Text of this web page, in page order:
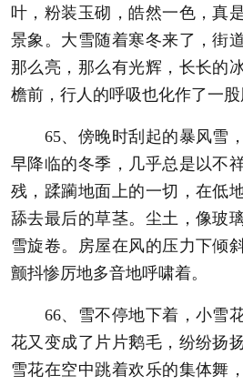
叶，粉装玉砌，皓然一色，真
景象。大雪随着寒冬来了，街
那么亮，那么有光辉，长长的
檐前，行人的呼吸也化作了一股
65、傍晚时刮起的暴风雪，
早降临的冬季，几乎总是以不
残，蹂躏地面上的一切，在低
舔去最后的草茎。尘土，像玻
雪旋卷。房屋在风的压力下倾
颤抖惨厉地多音地呼啸着。
66、雪不停地下着，小雪花
花又变成了片片鹅毛，纷纷扬
雪花在空中跳着欢乐的集体舞